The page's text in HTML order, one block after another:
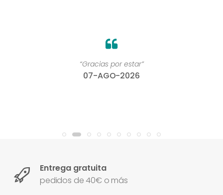
“Gracias por estar”
07-AGO-2026
Entrega gratuita
pedidos de 40€ o más